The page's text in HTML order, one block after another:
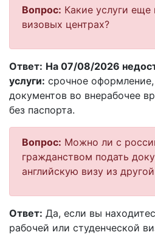
Вопрос: Какие услуги еще
визовых центрах?
Ответ: На 07/08/2026
услуги: срочное
документов во внерабочее
без паспорта.
Вопрос: Можно ли с
гражданством подать
английскую визу из
Ответ: Да, если вы
рабочей или студенческой